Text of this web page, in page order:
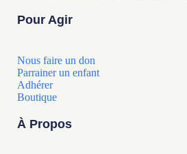
Pour Agir
Nous faire un don
Parrainer un enfant
Adhérer
Boutique
À Propos